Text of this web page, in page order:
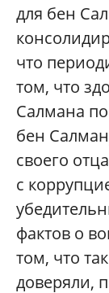
для бен
что
том, что
Салмана
бен
своего
с
фактов о
том, что
доверяли,